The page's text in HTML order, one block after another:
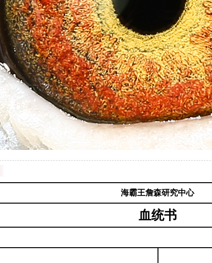
海霸王詹森研究中心
血统书